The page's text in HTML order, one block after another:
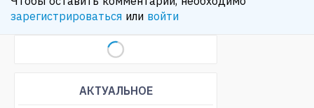
зарегистрироваться или войти
АКТУАЛЬНОЕ